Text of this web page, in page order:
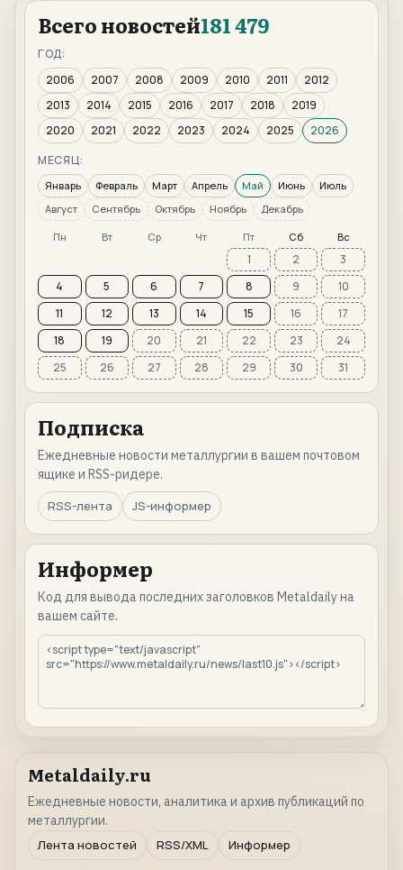
Всего новостей181 479
ГОД:
2006
2007 2008 2009 2010 2011
2012
2013
2014 2015 2016 2017 2018
2019
2020
2021 2022 2023 2024 2025
2026
МЕСЯЦ:
Январь Февраль Март Апрель Май Июнь
Июль
Август
Сентябрь Октябрь Ноябрь Декабрь
Пн Вт Ср Чт Пт Сб Вс
1 2
3
4
5 6 7 8 9
10
11
12 13 14 15 16
17
18
19 20 21 22 23
24
25
26 27 28 29 30 31
Подписка
Ежедневные новости металлургии в вашем почтовом
ящике и RSS-ридере.
RSS-лента
JS-информер
Информер
Код для вывода последних заголовков Metaldaily на
вашем сайте.
Metaldaily.ru
Ежедневные новости, аналитика и архив публикаций по
металлургии.
Лента новостей
RSS/XML Информер